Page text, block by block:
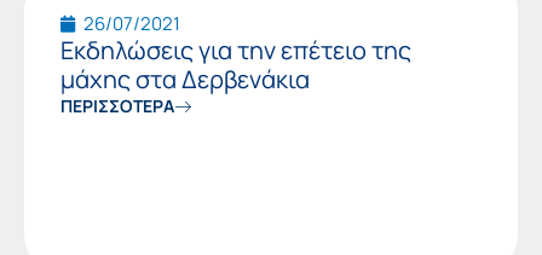
26/07/2021
Εκδηλώσεις για την επέτειο της
μάχης στα Δερβενάκια
ΠΕΡΙΣΣΟΤΕΡΑ